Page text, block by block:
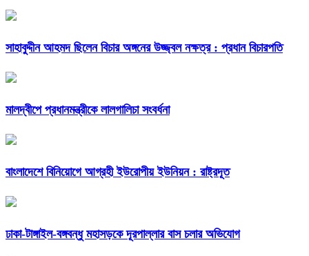
সাহাবুদ্দীন আহমদ ছিলেন বিচার অঙ্গনের উজ্জ্বল নক্ষত্র : প্রধান বিচারপতি
মালদ্বীপে প্রধানমন্ত্রীকে লালগালিচা সংবর্ধনা
বাংলাদেশে বিনিয়োগে আগ্রহী ইউরোপীয় ইউনিয়ন : রাষ্ট্রদূত
ঢাকা-টাঙ্গাইল-বঙ্গবন্ধু মহাসড়কে দূরপাল্লার বাস চলার অভিযোগ